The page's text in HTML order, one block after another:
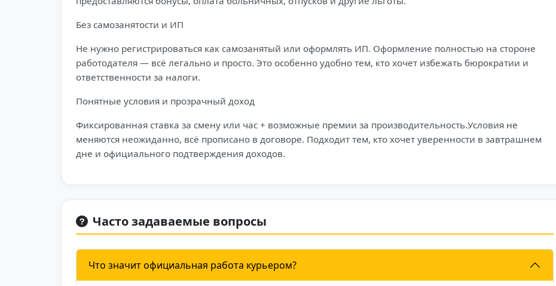
Без самозанятости и ИП
Не нужно регистрироваться как самозанятый или оформлять ИП. Оформление полностью на стороне
работодателя — всё легально и просто. Это особенно удобно тем, кто хочет избежать бюрократии и
ответственности за налоги.
Понятные условия и прозрачный доход
Фиксированная ставка за смену или час + возможные премии за производительность.Условия не
меняются неожиданно, всё прописано в договоре. Подходит тем, кто хочет уверенности в завтрашнем
дне и официального подтверждения доходов.
Часто задаваемые вопросы
Что значит официальная работа курьером?